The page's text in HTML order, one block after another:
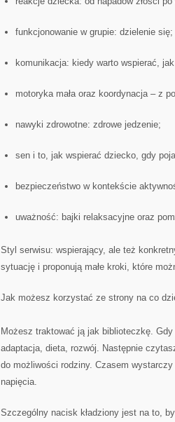
funkcjonowanie w grupie: dzielenie się;
komunikacja: kiedy warto wspierać,
motoryka mała oraz koordynacja – z
nawyki zdrowotne: zdrowe jedzenie;
sen i to, jak wspierać dziecko, gdy
bezpieczeństwo w kontekście
uważność: bajki relaksacyjne oraz
Styl serwisu: wspierający, ale też
sytuację i proponują małe kroki, które
Jak możesz korzystać ze strony na co
Możesz traktować ją jak biblioteczkę.
adaptacja, dieta, rozwój. Następnie
do możliwości rodziny. Czasem
napięcia.
Szczególny nacisk kładziony jest na to,